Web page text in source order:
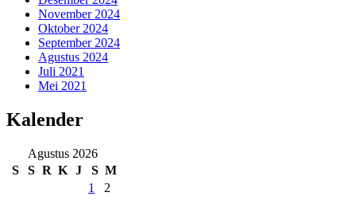
November 2024
Oktober 2024
September 2024
Agustus 2024
Juli 2021
Mei 2021
Kalender
Agustus 2026
S
S R K J S M
1
2